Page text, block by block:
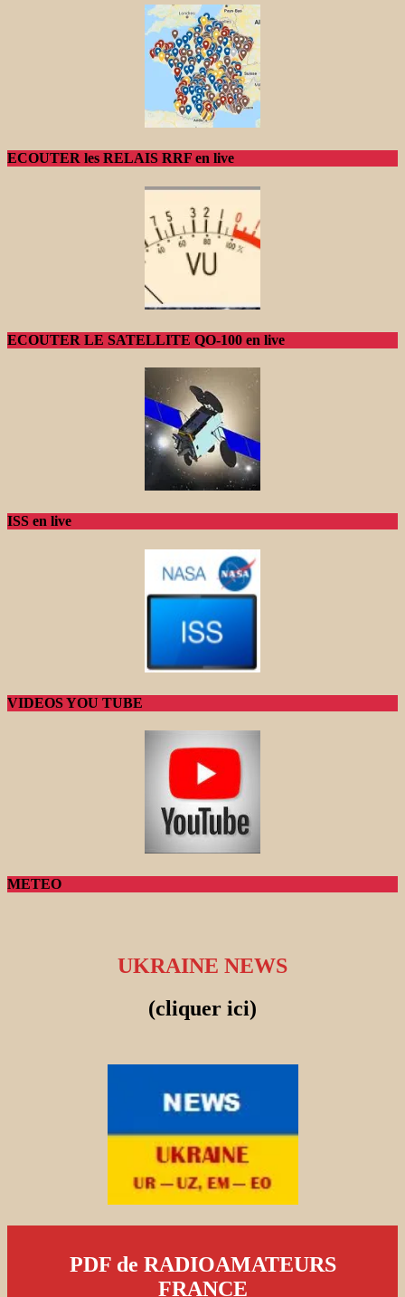
ECOUTER les RELAIS RRF en live
ECOUTER LE SATELLITE QO-100 en live
ISS en live
VIDEOS YOU TUBE
METEO
UKRAINE NEWS
(cliquer ici)
PDF de RADIOAMATEURS
FRANCE